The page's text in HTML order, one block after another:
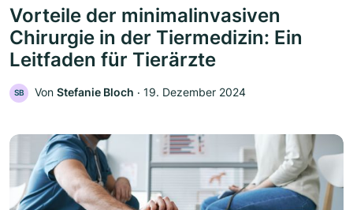
Vorteile der minimalinvasiven
Chirurgie in der Tiermedizin: Ein
Leitfaden für Tierärzte
SB Von Stefanie Bloch ‧ 19. Dezember 2024